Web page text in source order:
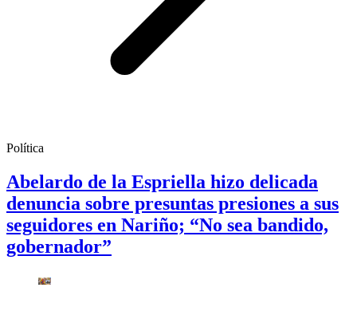
Política
Abelardo de la Espriella hizo delicada
denuncia sobre presuntas presiones a sus
seguidores en Nariño; “No sea bandido,
gobernador”